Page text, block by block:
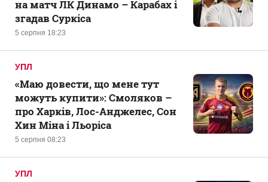
5 серпня 18:23
на матч ЛК Динамо – Карабах і
згадав Суркіса
УПЛ
5 серпня 08:23
«Маю довести, що мене тут
можуть купити»: Смоляков –
про Харків, Лос-Анджелес, Сон
Хин Міна і Льоріса
УПЛ